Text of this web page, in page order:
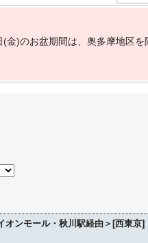
(金)のお盆期間は 奥多摩地区を
オンモール・秋川駅経由＞[西東京]